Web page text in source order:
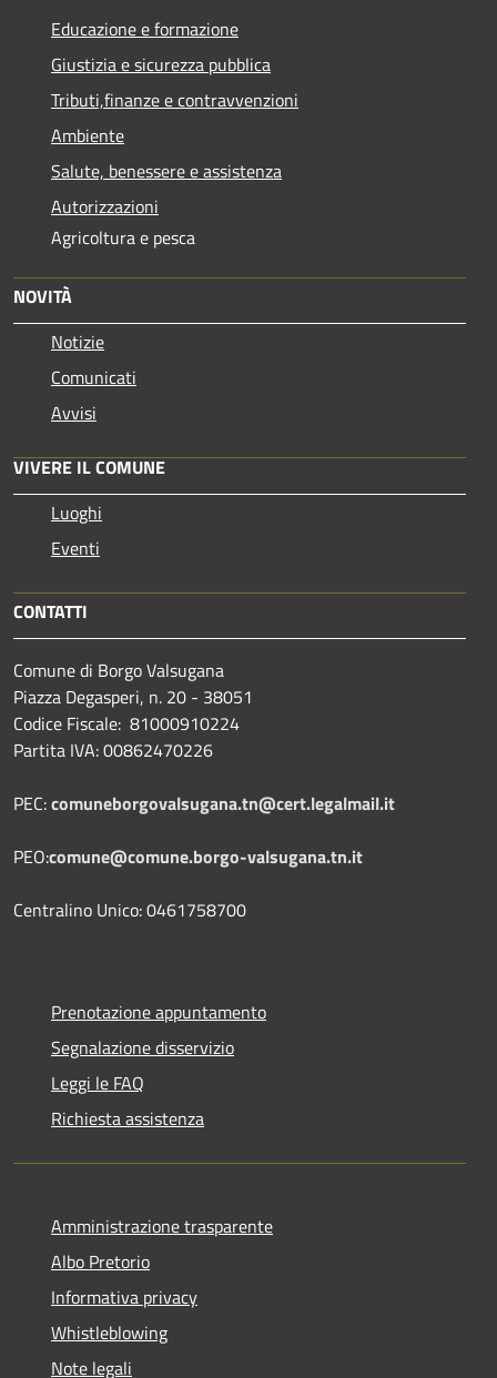
Educazione e formazione
Giustizia e sicurezza pubblica
Tributi,finanze e contravvenzioni
Ambiente
Salute, benessere e assistenza
Autorizzazioni
Agricoltura e pesca
NOVITÀ
Notizie
Comunicati
Avvisi
VIVERE IL COMUNE
Luoghi
Eventi
CONTATTI
Comune di Borgo Valsugana
Piazza Degasperi, n. 20 - 38051
Codice Fiscale: 81000910224
Partita IVA: 00862470226
PEC:comuneborgovalsugana.tn@cert.legalmail.it
PEO:comune@comune.borgo-valsugana.tn.it
Centralino Unico: 0461758700
Prenotazione appuntamento
Segnalazione disservizio
Leggi le FAQ
Richiesta assistenza
Amministrazione trasparente
Albo Pretorio
Informativa privacy
Whistleblowing
Note legali